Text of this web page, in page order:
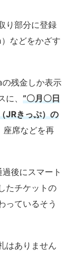
り部分に登録
などをかざす
残金しか表示
、 ”〇月〇日
JRきっぷ）の
座席などを再
後にスマート
たチケットの
っているそう
はありません